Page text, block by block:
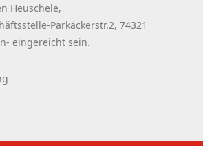
Heuschele,
Parkäckerstr.2, 74321
eingereicht sein.